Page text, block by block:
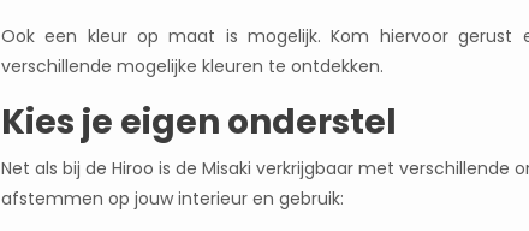
Ook een kleur op maat is mogelijk. Kom hiervoor gerust
verschillende mogelijke kleuren te ontdekken.
Kies je eigen onderstel
Net als bij de Hiroo is de Misaki verkrijgbaar met verschillende
afstemmen op jouw interieur en gebruik: